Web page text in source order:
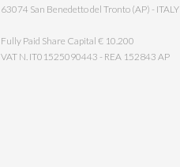
63074 San Benedetto del Tronto (AP) - ITALY
Fully Paid Share Capital € 10.200
VAT N. IT01525090443 - REA 152843 AP